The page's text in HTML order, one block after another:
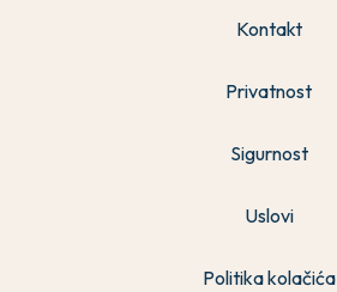
Kontakt
Privatnost
Sigurnost
Uslovi
Politika kolačića